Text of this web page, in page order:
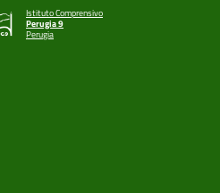
Istituto Comprensivo
Perugia 9
Perugia